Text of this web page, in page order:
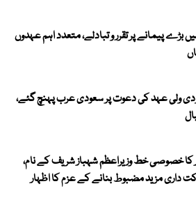
بڑے پیمانے پر تقرر و تبادلے، متعدد اہم عہدوں
ولی عہد کی دعوت پر سعودی عرب پہنچ گئے،
خصوصی خط وزیراعظم شہباز شریف کے نام،
داری مزید مضبوط بنانے کے عزم کا اظہار